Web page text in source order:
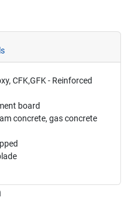
CFK,GFK - Reinforced
board
concrete, gas concrete